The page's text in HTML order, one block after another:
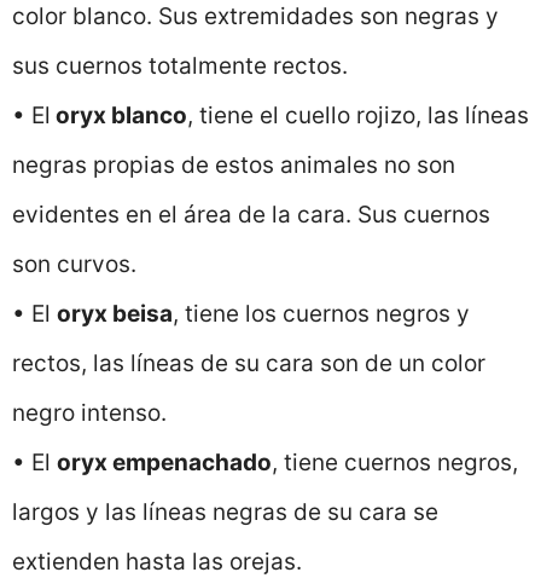
color blanco. Sus extremidades son negras y
sus cuernos totalmente rectos.
• El oryx blanco, tiene el cuello rojizo, las líneas
negras propias de estos animales no son
evidentes en el área de la cara. Sus cuernos
son curvos.
• El oryx beisa, tiene los cuernos negros y
rectos, las líneas de su cara son de un color
negro intenso.
• El oryx empenachado, tiene cuernos negros,
largos y las líneas negras de su cara se
extienden hasta las orejas.